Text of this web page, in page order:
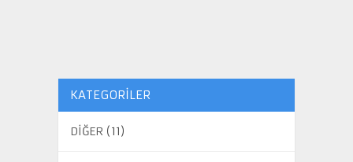
KATEGORILER
DİĞER (11)